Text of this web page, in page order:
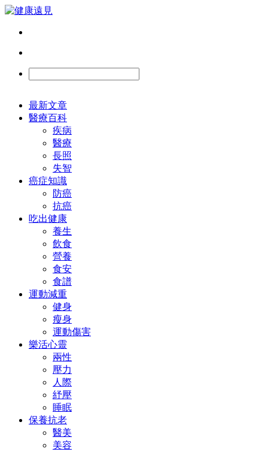
最新文章
醫療百科
疾病
醫療
長照
失智
癌症知識
防癌
抗癌
吃出健康
養生
飲食
營養
食安
食譜
運動減重
健身
瘦身
運動傷害
樂活心靈
兩性
壓力
人際
紓壓
睡眠
保養抗老
醫美
美容